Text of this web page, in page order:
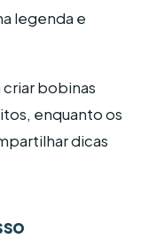
legenda e
bobinas
enquanto os
dicas